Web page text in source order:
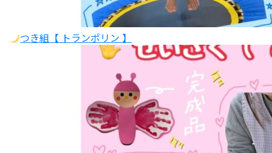
つき組【 トランポリン 】